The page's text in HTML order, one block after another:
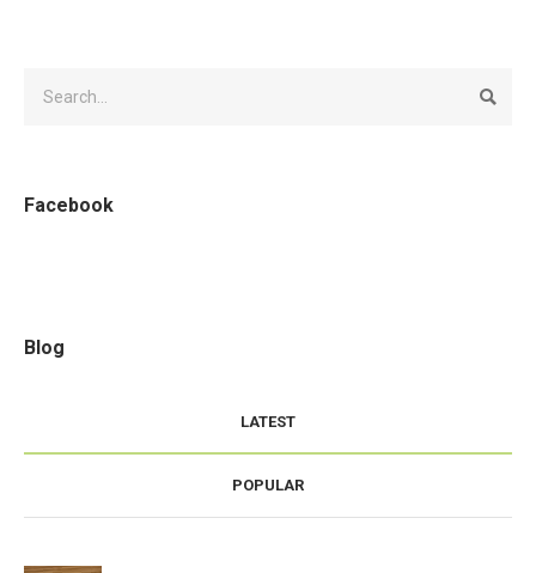
Facebook
Blog
LATEST
POPULAR